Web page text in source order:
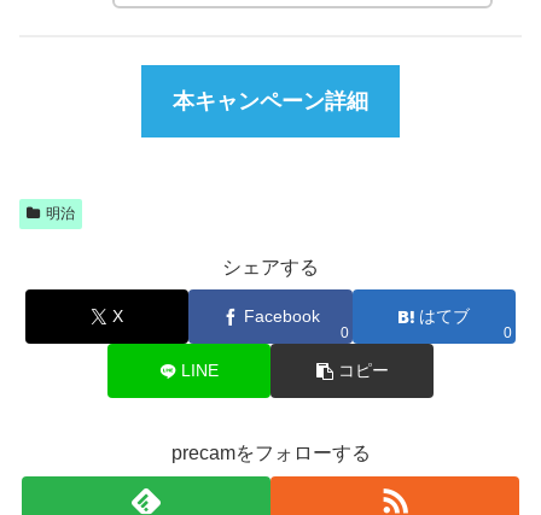
本キャンペーン詳細
明治
シェアする
X Facebook
0
はてブ
0
LINE コピー
precamをフォローする